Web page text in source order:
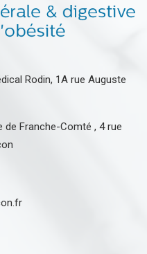
Rodin, 1A rue Auguste
de Franche-Comté , 4 rue